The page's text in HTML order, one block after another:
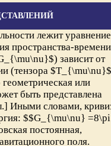
лежит
пространства-времени
зависит от
(тензора $T_{\mu\nu}$
или
быть представлена
Иными словами,
$$G_{\mu\nu}
постоянная,
поля.